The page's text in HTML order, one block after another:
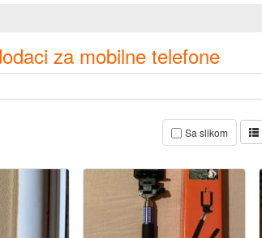
za mobilne telefone
Sa slikom